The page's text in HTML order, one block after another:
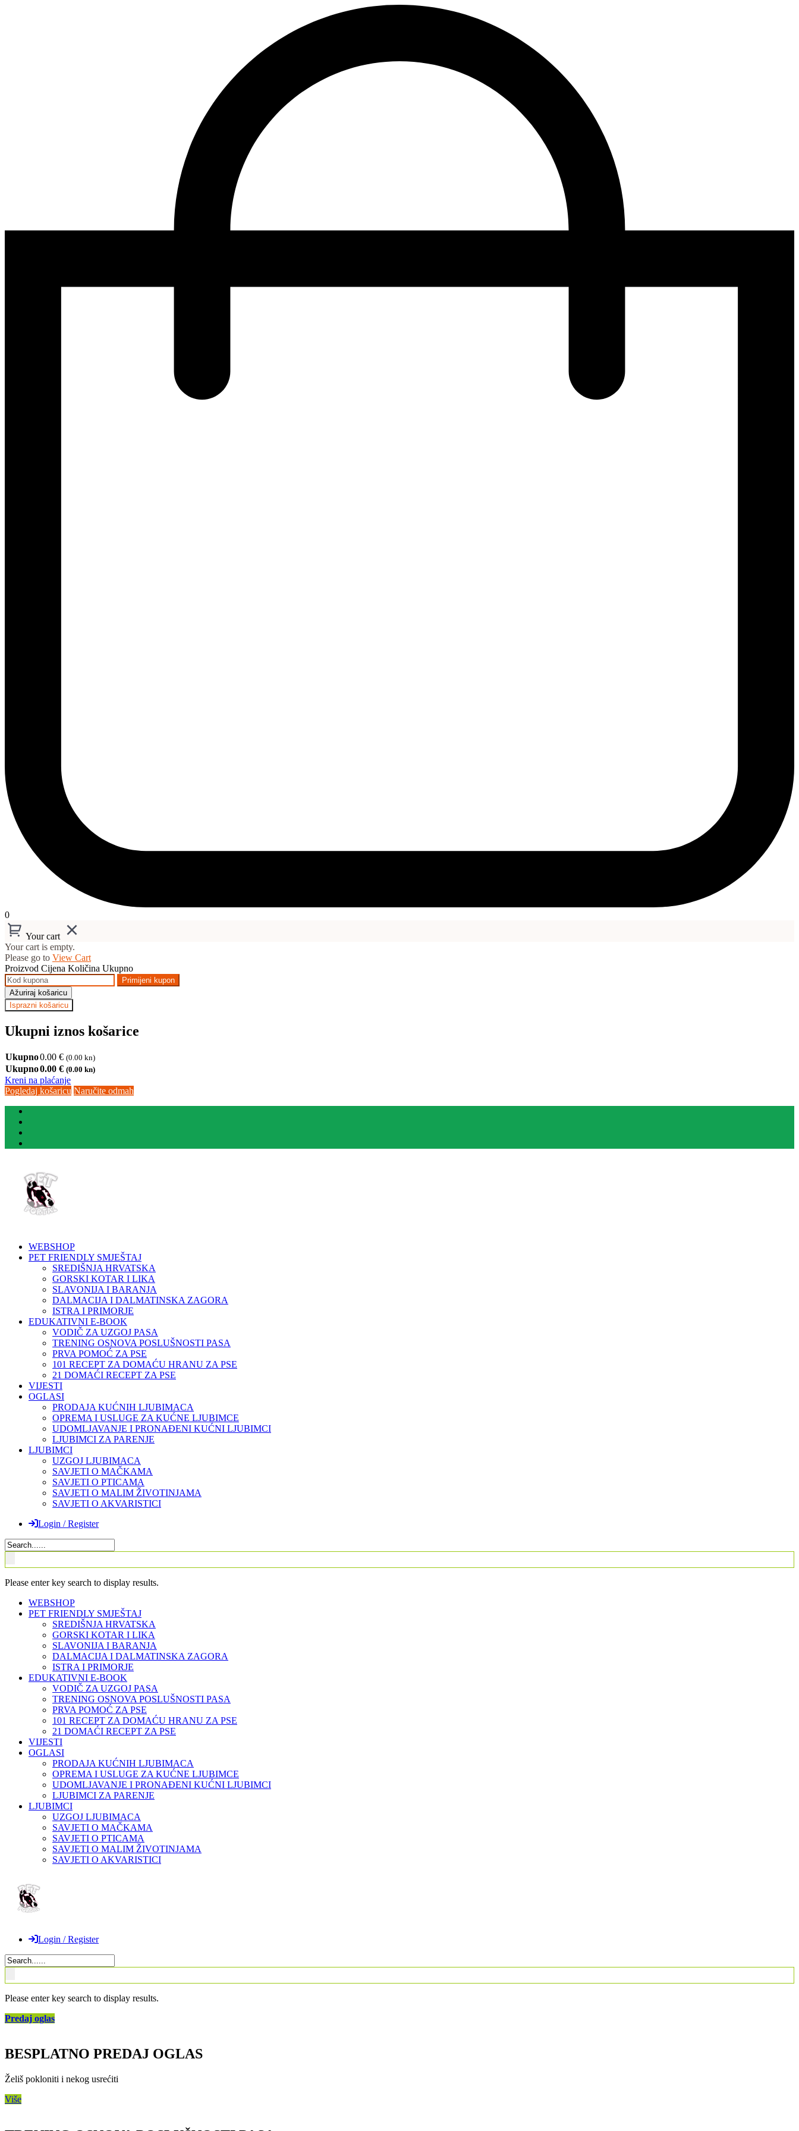
0
Your cart
Your cart is empty.
Please go to View Cart
Proizvod Cijena Količina Ukupno
Primijeni kupon
Ažuriraj košaricu
Isprazni košaricu
Ukupni iznos košarice
Ukupno0.00 € (0.00 kn)
Ukupno0.00 € (0.00 kn)
Kreni na plaćanje
Pogledaj košaricu Naručite odmah
WEBSHOP
PET FRIENDLY SMJEŠTAJ
SREDIŠNJA HRVATSKA
GORSKI KOTAR I LIKA
SLAVONIJA I BARANJA
DALMACIJA I DALMATINSKA ZAGORA
ISTRA I PRIMORJE
EDUKATIVNI E-BOOK
VODIČ ZA UZGOJ PASA
TRENING OSNOVA POSLUŠNOSTI PASA
PRVA POMOĆ ZA PSE
101 RECEPT ZA DOMAĆU HRANU ZA PSE
21 DOMAĆI RECEPT ZA PSE
VIJESTI
OGLASI
PRODAJA KUĆNIH LJUBIMACA
OPREMA I USLUGE ZA KUĆNE LJUBIMCE
UDOMLJAVANJE I PRONAĐENI KUĆNI LJUBIMCI
LJUBIMCI ZA PARENJE
LJUBIMCI
UZGOJ LJUBIMACA
SAVJETI O MAČKAMA
SAVJETI O PTICAMA
SAVJETI O MALIM ŽIVOTINJAMA
SAVJETI O AKVARISTICI
Login / Register
Please enter key search to display results.
WEBSHOP
PET FRIENDLY SMJEŠTAJ
SREDIŠNJA HRVATSKA
GORSKI KOTAR I LIKA
SLAVONIJA I BARANJA
DALMACIJA I DALMATINSKA ZAGORA
ISTRA I PRIMORJE
EDUKATIVNI E-BOOK
VODIČ ZA UZGOJ PASA
TRENING OSNOVA POSLUŠNOSTI PASA
PRVA POMOĆ ZA PSE
101 RECEPT ZA DOMAĆU HRANU ZA PSE
21 DOMAĆI RECEPT ZA PSE
VIJESTI
OGLASI
PRODAJA KUĆNIH LJUBIMACA
OPREMA I USLUGE ZA KUĆNE LJUBIMCE
UDOMLJAVANJE I PRONAĐENI KUĆNI LJUBIMCI
LJUBIMCI ZA PARENJE
LJUBIMCI
UZGOJ LJUBIMACA
SAVJETI O MAČKAMA
SAVJETI O PTICAMA
SAVJETI O MALIM ŽIVOTINJAMA
SAVJETI O AKVARISTICI
Login / Register
Please enter key search to display results.
Predaj oglas
BESPLATNO PREDAJ OGLAS
Želiš pokloniti i nekog usrećiti
Više